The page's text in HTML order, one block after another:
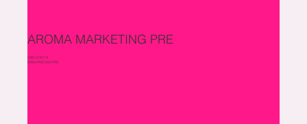
AROMA MARKETING PRE
OBCHODY A
NÁKUPNÉ CENTRÁ